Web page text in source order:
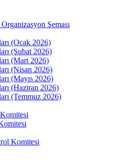
Şeması
(Ocak 2026)
(Şubat 2026)
(Mart 2026)
(Nisan 2026)
(Mayıs 2026)
(Haziran 2026)
(Temmuz 2026)
Komitesi